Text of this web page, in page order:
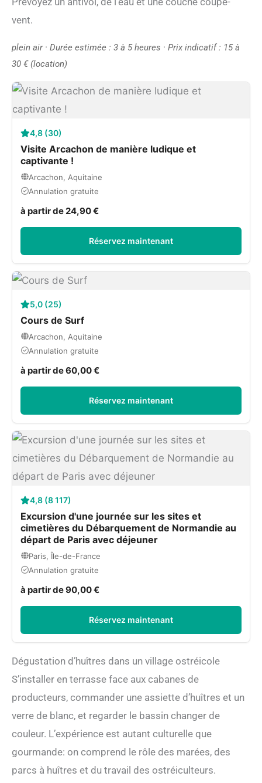
vent.
plein air · Durée estimée : 3 à 5 heures · Prix indicatif : 15 à
30 € (location)
4,8 (30)
Visite Arcachon de manière ludique et
captivante !
Arcachon, Aquitaine
Annulation gratuite
à partir de 24,90 €
Réservez maintenant
5,0 (25)
Cours de Surf
Arcachon, Aquitaine
Annulation gratuite
à partir de 60,00 €
Réservez maintenant
4,8 (8 117)
Excursion d'une journée sur les sites et
cimetières du Débarquement de Normandie au
départ de Paris avec déjeuner
Paris, Île-de-France
Annulation gratuite
à partir de 90,00 €
Réservez maintenant
Dégustation d’huîtres dans un village ostréicole
S’installer en terrasse face aux cabanes de
producteurs, commander une assiette d’huîtres et un
verre de blanc, et regarder le bassin changer de
couleur. L’expérience est autant culturelle que
gourmande: on comprend le rôle des marées, des
parcs à huîtres et du travail des ostréiculteurs.